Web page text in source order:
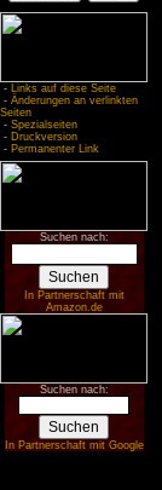
- Links auf diese Seite
- Änderungen an verlinkten
Seiten
- Spezialseiten
- Druckversion
- Permanenter Link
Suchen nach:
In Partnerschaft mit
Amazon.de
Suchen nach:
In Partnerschaft mit Google